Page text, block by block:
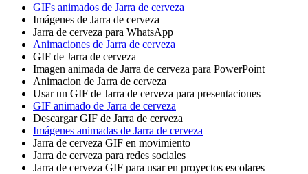
GIFs animados de Jarra de cerveza
Imágenes de Jarra de cerveza
Jarra de cerveza para WhatsApp
Animaciones de Jarra de cerveza
GIF de Jarra de cerveza
Imagen animada de Jarra de cerveza para PowerPoint
Animacion de Jarra de cerveza
Usar un GIF de Jarra de cerveza para presentaciones
GIF animado de Jarra de cerveza
Descargar GIF de Jarra de cerveza
Imágenes animadas de Jarra de cerveza
Jarra de cerveza GIF en movimiento
Jarra de cerveza para redes sociales
Jarra de cerveza GIF para usar en proyectos escolares